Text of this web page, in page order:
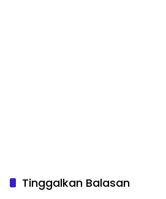
Tinggalkan Balasan